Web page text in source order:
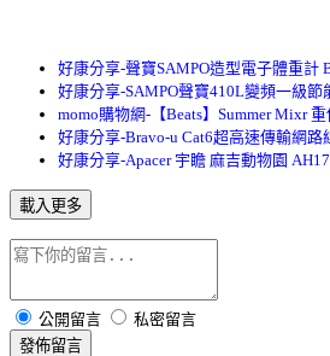
好康分享-聲寶SAMPO造型電子體重計
好康分享-SAMPO聲寶410L變頻一級節
momo購物網-【Beats】Summer Mixr
好康分享-Bravo-u Cat6超高速傳輸網路
好康分享-Apacer 宇瞻 麻吉動物園
載入更多
公開留言
私密留言
發佈留言